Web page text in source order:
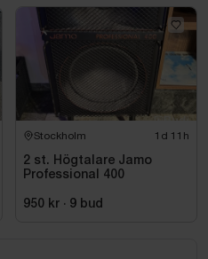
Stockholm 1d 11h
2 st. Högtalare Jamo
Professional 400
950 kr · 9 bud